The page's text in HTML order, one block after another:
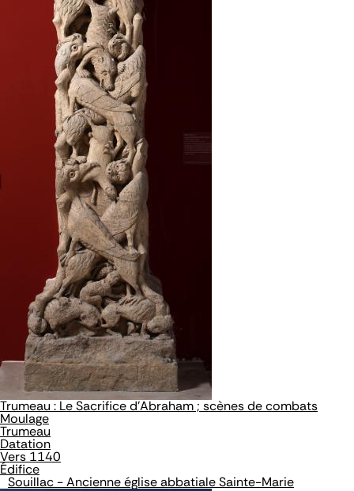
Trumeau : Le Sacrifice d'Abraham ; scènes de combats
Moulage
Trumeau
Datation
Vers 1140
Édifice
Souillac - Ancienne église abbatiale Sainte-Marie